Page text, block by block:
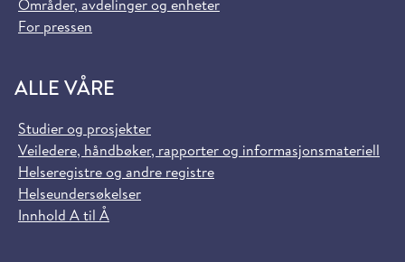
Områder, avdelinger og enheter
For pressen
ALLE VÅRE
Studier og prosjekter
Veiledere, håndbøker, rapporter og informasjonsmateriell
Helseregistre og andre registre
Helseundersøkelser
Innhold A til Å